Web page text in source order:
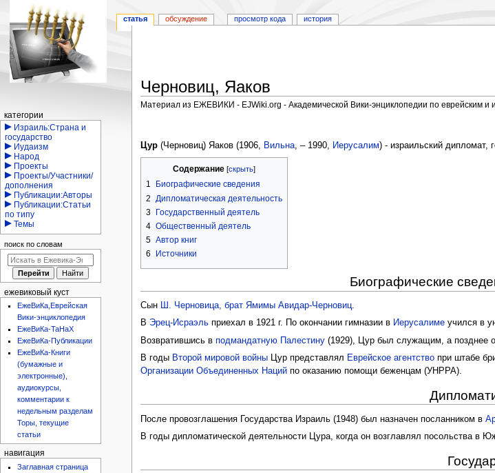
Черновиц, Яаков
Материал из ЕЖЕВИКИ - EJWiki.org - Академической Вики-энциклопедии по еврейским и
кк
Цур (Черновиц) Яаков (1906, Вильна, – 1990, Иерусалим) - израильский дипломат,
Содержание
1
Биографические сведения
2
Дипломатическая деятельность
3 Государственный деятель
4 Общественный деятель
5 Автор книг
6
Источники
Биографические
Сын Ш. Черновица, брат Ямимы Авидар-Черновиц.
В Эрец-Исраэль приехал в 1921 г. По окончании гимназии в Иерусалиме учился в
Возвратившись вподмандатную Палестину (1929), Цур был служащим, а позднее
В годы Второй мировой войны Цур представлял Еврейское агентство при штабе
Организации Объединенных Наций по оказанию помощи беженцам (УНРРА).
После провозглашения Государства Израиль (1948) был назначен посланником в
В годы дипломатической деятельности Цура, когда он возглавлял посольства
Навигация
статья обсуждение просмотр кода история
категории
Израиль:Страна и
государство
Иудаизм
Народ
Проекты
Проекты/Участники/
дополнения
Публикации:Авторы
Публикации:Статьи
по типу
Темы
поиск по словам
ежевиковый куст
ЕжеВиКа,Еврейская
Вики-энциклопедия
ЕжеВиКа-ТаНаХ
ЕжеВиКа-Публикации
ЕжеВиКа-Книги
(бумажные и
электронные),
аудиокурсы,
комментарии к
недельным разделам
Торы, текущие
статьи
навигация
Заглавная страница